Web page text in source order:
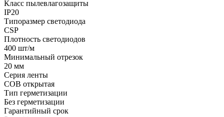
Класс пылевлагозащиты
IP20
Типоразмер светодиода
CSP
Плотность светодиодов
400 шт/м
Минимальный отрезок
20 мм
Серия ленты
COB открытая
Тип герметизации
Без герметизации
Гарантийный срок